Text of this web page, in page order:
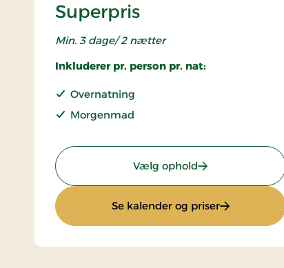
Superpris
Min. 3 dage/ 2 nætter
Inkluderer pr. person pr. nat:
Overnatning
Morgenmad
Vælg ophold: Superpris
Se kalender og priser: Superpris